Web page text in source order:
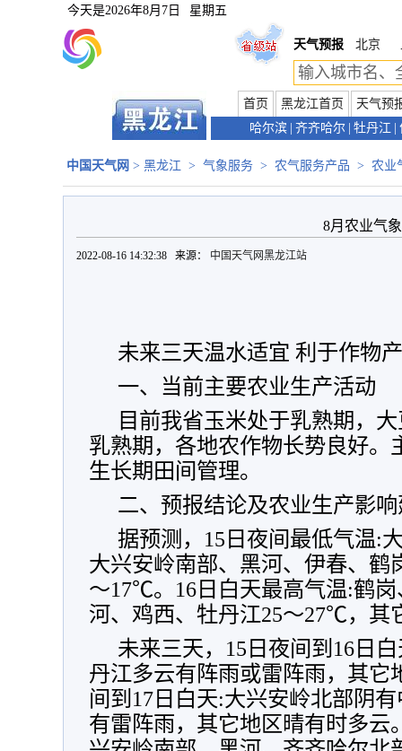
今天是2026年8月7日 星期五
天气预报 北京
首页 黑龙江首页
天气预
哈尔滨 齐齐哈尔 牡丹江
中国天气网 > 黑龙江 > 气象服务 > 农气服务产品 > 农业
8月农业气
2022-08-16 14:32:38 来源： 中国天气网黑龙江站
未来三天温水适宜 利于作物
一、当前主要农业生产活动
目前我省玉米处于乳熟期，
乳熟期，各地农作物长势良好。
生长期田间管理。
二、预报结论及农业生产影
据预测，15日夜间最低气温:
大兴安岭南部、黑河、伊春、鹤
～17℃。16日白天最高气温:鹤
河、鸡西、牡丹江25～27℃，其
未来三天，15日夜间到16日
丹江多云有阵雨或雷阵雨，其它
间到17日白天:大兴安岭北部阴
有雷阵雨，其它地区晴有时多云